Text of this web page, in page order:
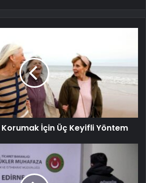
Korumak İçin Üç Keyifli Yöntem